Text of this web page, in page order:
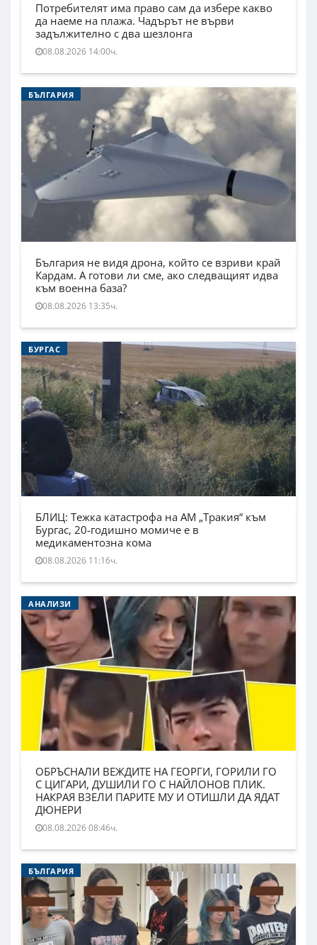
Потребителят има право сам да избере какво
да наеме на плажа. Чадърът не върви
задължително с два шезлонга
08.08.2026 14:00ч.
БЪЛГАРИЯ
България не видя дрона, който се взриви край
Кардам. А готови ли сме, ако следващият идва
към военна база?
08.08.2026 13:35ч.
БУРГАС
БЛИЦ: Тежка катастрофа на АМ „Тракия“ към
Бургас, 20-годишно момиче е в
медикаментозна кома
08.08.2026 11:16ч.
АНАЛИЗИ
ОБРЪСНАЛИ ВЕЖДИТЕ НА ГЕОРГИ, ГОРИЛИ ГО
С ЦИГАРИ, ДУШИЛИ ГО С НАЙЛОНОВ ПЛИК.
НАКРАЯ ВЗЕЛИ ПАРИТЕ МУ И ОТИШЛИ ДА ЯДАТ
ДЮНЕРИ
08.08.2026 08:46ч.
БЪЛГАРИЯ